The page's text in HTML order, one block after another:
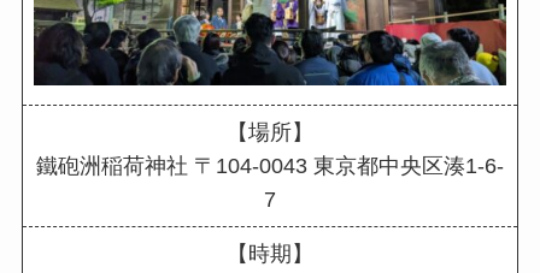
【場所】
鐵砲洲稲荷神社 〒104-0043 東京都中央区湊1-6-
7
【時期】